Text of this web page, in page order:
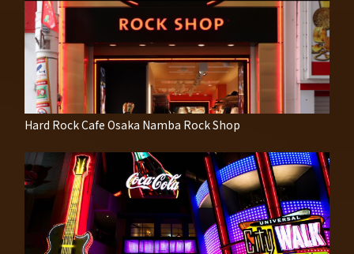
Hard Rock Cafe Osaka Namba Rock Shop